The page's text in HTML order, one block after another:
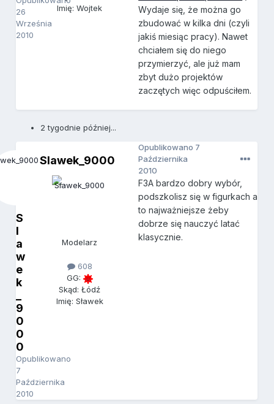
26
Września
2010
Imię: Wojtek
Wydaje się, że można go
zbudować w kilka dni (czyli
jakiś miesiąc pracy). Nawet
chciałem się do niego
przymierzyć, ale już mam
zbyt dużo projektów
zaczętych więc odpuściłem.
2 tygodnie później...
S
l
a
w
e
k
9
0
0
0
Opublikowano
7
Października
2010
Slawek_9000
Modelarz
608
GG:
Skąd: Łódź
Imię: Sławek
Opublikowano 7
Października
2010
F3A bardzo dobry wybór,
podszkolisz się w figurkach a
to najważniejsze żeby
dobrze się nauczyć latać
klasycznie.